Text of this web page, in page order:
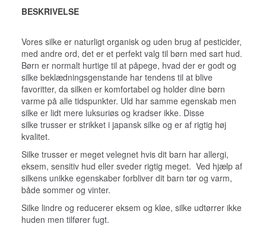
BESKRIVELSE
Vores silke er naturligt organisk og uden brug af pesticider,
med andre ord, det er et perfekt valg til børn med sart hud.
Børn er normalt hurtige til at påpege, hvad der er godt og
silke beklædningsgenstande har tendens til at blive
favoritter, da silken er komfortabel og holder dine børn
varme på alle tidspunkter. Uld har samme egenskab men
silke er lidt mere luksuriøs og kradser ikke. Disse
silke trusser er strikket i japansk silke og er af rigtig høj
kvalitet.
Silke trusser er meget velegnet hvis dit barn har allergi,
eksem, sensitiv hud eller sveder rigtig meget. Ved hjælp af
silkens unikke egenskaber forbliver dit barn tør og varm,
både sommer og vinter.
Silke lindre og reducerer eksem og kløe, silke udtørrer ikke
huden men tilfører fugt.